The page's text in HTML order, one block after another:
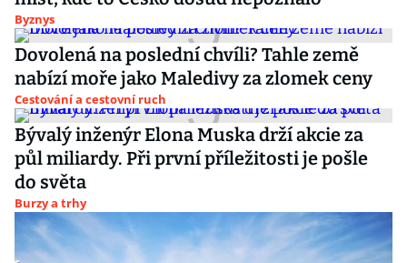
Byznys
Dovolená na poslední chvíli? Tahle země
nabízí moře jako Maledivy za zlomek ceny
Cestování a cestovní ruch
Bývalý inženýr Elona Muska drží akcie za
půl miliardy. Při první příležitosti je pošle
do světa
Burzy a trhy